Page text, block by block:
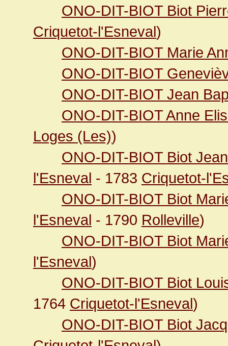
ONO-DIT-BIOT Biot
Criquetot-l'Esneval)
ONO-DIT-BIOT Marie
ONO-DIT-BIOT
ONO-DIT-BIOT Jean
ONO-DIT-BIOT Anne
Loges (Les))
ONO-DIT-BIOT Biot
l'Esneval - 1783 Criquetot-
ONO-DIT-BIOT Biot
l'Esneval - 1790 Rolleville)
ONO-DIT-BIOT Biot
l'Esneval)
ONO-DIT-BIOT Biot
1764 Criquetot-l'Esneval)
ONO-DIT-BIOT Biot